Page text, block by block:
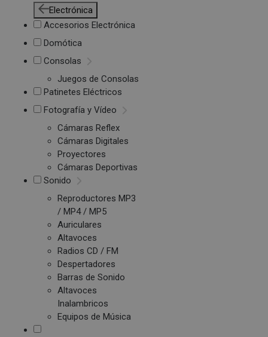
Electrónica
Accesorios Electrónica
Domótica
Consolas
Juegos de Consolas
Patinetes Eléctricos
Fotografía y Vídeo
Cámaras Reflex
Cámaras Digitales
Proyectores
Cámaras Deportivas
Sonido
Reproductores MP3
/ MP4 / MP5
Auriculares
Altavoces
Radios CD / FM
Despertadores
Barras de Sonido
Altavoces
Inalambricos
Equipos de Música